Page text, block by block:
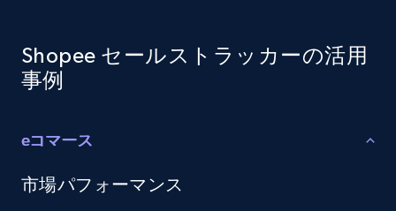
Shopee セールストラッカーの活用
事例
eコマース
市場パフォーマンス